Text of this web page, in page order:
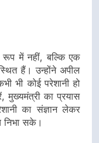
रूप में नहीं, बल्कि एक
हैं। उन्होंने अपील
भी कोई परेशानी हो
मुख्यमंत्री का प्रयास
का संज्ञान लेकर
निभा सके।